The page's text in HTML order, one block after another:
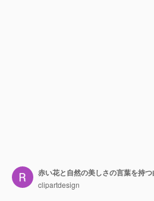
赤い花と自然の美しさの言葉を持
clipartdesign